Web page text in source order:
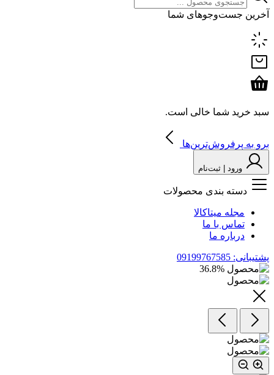
آخرین جست‌وجوهای شما
سبد خرید شما خالی است.
برو به پرفروش‌ترین‌ها
ورود | ثبت‌نام
دسته بندی محصولات
مجله میتاکالا
تماس با ما
درباره ما
پشتیبانی: 09199767585
36.8%